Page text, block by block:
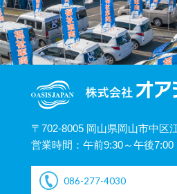
〒702-8005 岡山県岡山市中区
営業時間：午前9:30～午後7:00
086-277-4030